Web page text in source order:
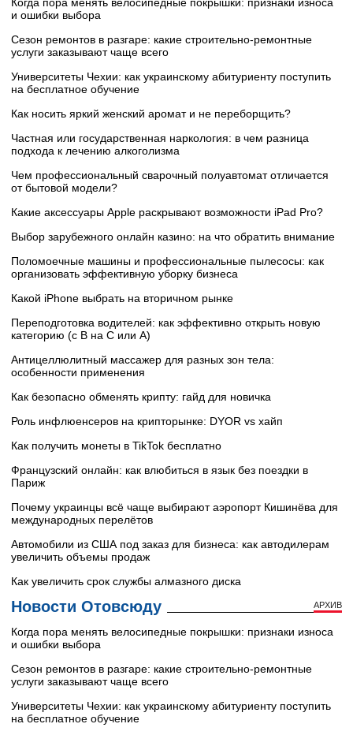
Когда пора менять велосипедные покрышки: признаки износа
и ошибки выбора
Сезон ремонтов в разгаре: какие строительно-ремонтные
услуги заказывают чаще всего
Университеты Чехии: как украинскому абитуриенту поступить
на бесплатное обучение
Как носить яркий женский аромат и не переборщить?
Частная или государственная наркология: в чем разница
подхода к лечению алкоголизма
Чем профессиональный сварочный полуавтомат отличается
от бытовой модели?
Какие аксессуары Apple раскрывают возможности iPad Pro?
Выбор зарубежного онлайн казино: на что обратить внимание
Поломоечные машины и профессиональные пылесосы: как
организовать эффективную уборку бизнеса
Какой iPhone выбрать на вторичном рынке
Переподготовка водителей: как эффективно открыть новую
категорию (с B на C или А)
Антицеллюлитный массажер для разных зон тела:
особенности применения
Как безопасно обменять крипту: гайд для новичка
Роль инфлюенсеров на крипторынке: DYOR vs хайп
Как получить монеты в TikTok бесплатно
Французский онлайн: как влюбиться в язык без поездки в
Париж
Почему украинцы всё чаще выбирают аэропорт Кишинёва для
международных перелётов
Автомобили из США под заказ для бизнеса: как автодилерам
увеличить объемы продаж
Как увеличить срок службы алмазного диска
Новости Отовсюду АРХИВ
Когда пора менять велосипедные покрышки: признаки износа
и ошибки выбора
Сезон ремонтов в разгаре: какие строительно-ремонтные
услуги заказывают чаще всего
Университеты Чехии: как украинскому абитуриенту поступить
на бесплатное обучение